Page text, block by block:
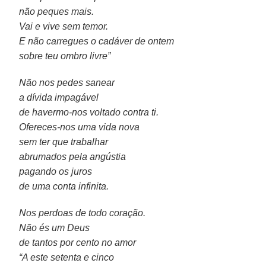
não peques mais.
Vai e vive sem temor.
E não carregues o cadáver de ontem
sobre teu ombro livre”
Não nos pedes sanear
a dívida impagável
de havermo-nos voltado contra ti.
Ofereces-nos uma vida nova
sem ter que trabalhar
abrumados pela angústia
pagando os juros
de uma conta infinita.
Nos perdoas de todo coração.
Não és um Deus
de tantos por cento no amor
“A este setenta e cinco